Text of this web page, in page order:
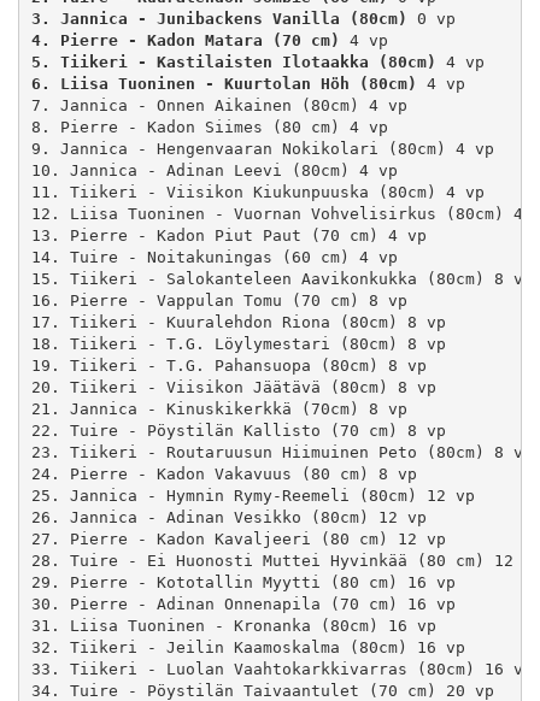
3. Jannica - Junibackens Vanilla (80cm)
4. Pierre - Kadon Matara (70 cm)
5. Tiikeri - Kastilaisten Ilotaakka (80cm)
6. Liisa Tuoninen - Kuurtolan Höh (80cm) 4 vp
7. Jannica - Onnen Aikainen (80cm) 4 vp
8. Pierre - Kadon Siimes (80 cm) 4 vp
9. Jannica - Hengenvaaran Nokikolari (80cm) 4 vp
10. Jannica - Adinan Leevi (80cm) 4 vp
11. Tiikeri - Viisikon Kiukunpuuska (80cm) 4 vp
12. Liisa Tuoninen - Vuornan Vohvelisirkus (80cm) 4
13. Pierre - Kadon Piut Paut (70 cm) 4 vp
14. Tuire - Noitakuningas (60 cm) 4 vp
15. Tiikeri - Salokanteleen Aavikonkukka (80cm) 8 vp
16. Pierre - Vappulan Tomu (70 cm) 8 vp
17. Tiikeri - Kuuralehdon Riona (80cm) 8 vp
18. Tiikeri - T.G. Löylymestari (80cm) 8 vp
19. Tiikeri - T.G. Pahansuopa (80cm) 8 vp
20. Tiikeri - Viisikon Jäätävä (80cm) 8 vp
21. Jannica - Kinuskikerkkä (70cm) 8 vp
22. Tuire - Pöystilän Kallisto (70 cm) 8 vp
23. Tiikeri - Routaruusun Hiimuinen Peto (80cm) 8 vp
24. Pierre - Kadon Vakavuus (80 cm) 8 vp
25. Jannica - Hymnin Rymy-Reemeli (80cm) 12 vp
26. Jannica - Adinan Vesikko (80cm) 12 vp
27. Pierre - Kadon Kavaljeeri (80 cm) 12 vp
28. Tuire - Ei Huonosti Muttei Hyvinkää (80 cm) 12
29. Pierre - Kototallin Myytti (80 cm) 16 vp
30. Pierre - Adinan Onnenapila (70 cm) 16 vp
31. Liisa Tuoninen - Kronanka (80cm) 16 vp
32. Tiikeri - Jeilin Kaamoskalma (80cm) 16 vp
33. Tiikeri - Luolan Vaahtokarkkivarras (80cm) 16 vp
34. Tuire - Pöystilän Taivaantulet (70 cm) 20 vp